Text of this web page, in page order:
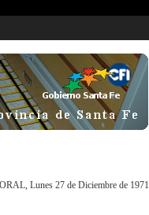
Lunes 27 de Diciembre de 1971